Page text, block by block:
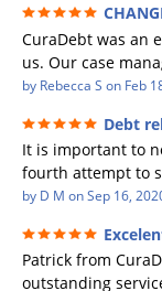
FUTURE (credit
GONE)
CuraDebt was an
us. Our case
incredible to work
Every
responded to and
were answered.
up in excess of
years with a
CuraDebt gave
start over and do
by Rebecca S on Feb
Debt
It is important to
fourth attempt to
first debt
a debtor listing me
credit report, even
by D M onSep 16,
Patrick from
outstanding